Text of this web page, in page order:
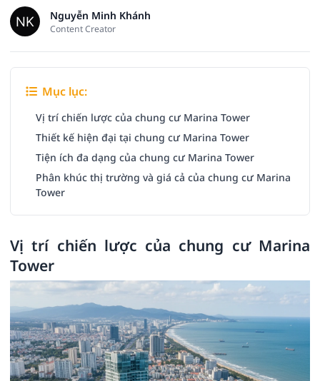
Nguyễn Minh Khánh
Content Creator
Mục lục:
Vị trí chiến lược của chung cư Marina Tower
Thiết kế hiện đại tại chung cư Marina Tower
Tiện ích đa dạng của chung cư Marina Tower
Phân khúc thị trường và giá cả của chung cư Marina
Tower
Vị trí chiến lược của chung cư Marina
Tower